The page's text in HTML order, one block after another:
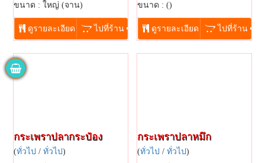
ขนาด : ใหญ่ (จาน)
...
ดูรายละเอียด ไปที่ร้าน
ขนาด : ()
...
ดูรายละเอียด ไปที่ร้าน
กระเพราปลากระป๋อง
(ทั่วไป / ทั่วไป)
กระเพราปลาหมึก
(ทั่วไป / ทั่วไป)